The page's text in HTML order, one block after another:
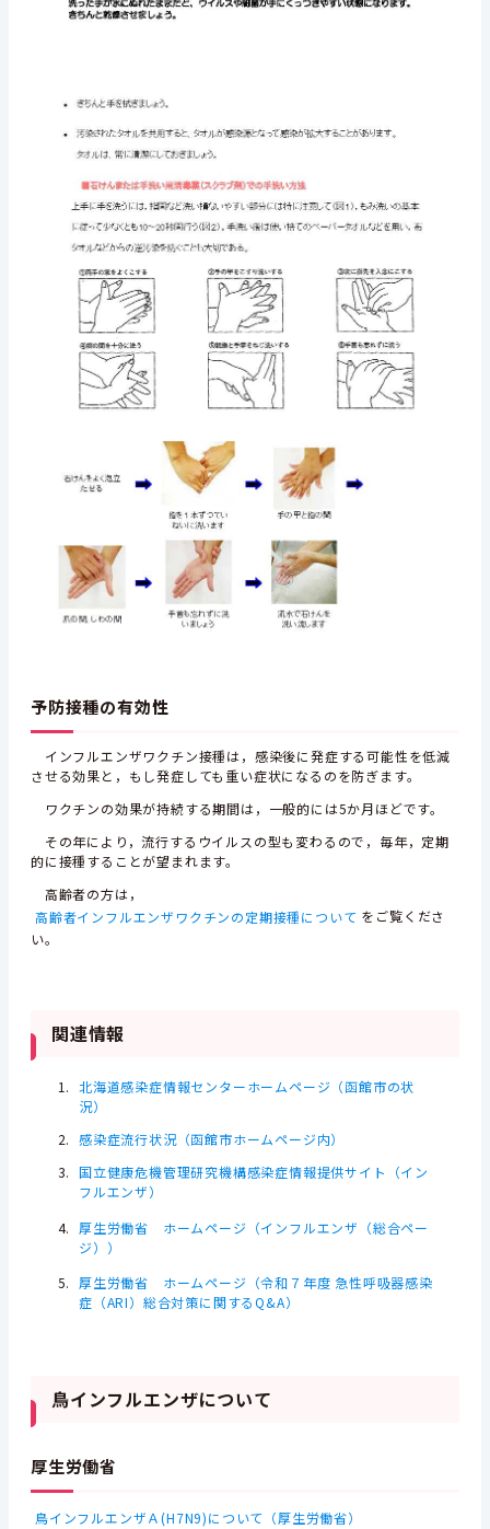
予防接種の有効性
インフルエンザワクチン接種は，感染後に発症する可能性を低減
させる効果と，もし発症しても重い症状になるのを防ぎます。
ワクチンの効果が持続する期間は，一般的には5か月ほどです。
その年により，流行するウイルスの型も変わるので，毎年，定期
的に接種することが望まれます。
高齢者の方は，
高齢者インフルエンザワクチンの定期接種について をご覧くださ
い。
関連情報
北海道感染症情報センターホームページ（函館市の状
況）
感染症流行状況（函館市ホームページ内）
国立健康危機管理研究機構感染症情報提供サイト（イン
フルエンザ）
厚生労働省 ホームページ（インフルエンザ（総合ペー
ジ））
厚生労働省 ホームページ（令和７年度 急性呼吸器感染
症（ARI）総合対策に関するQ&A）
鳥インフルエンザについて
厚生労働省
鳥インフルエンザＡ(H7N9)について（厚生労働省）